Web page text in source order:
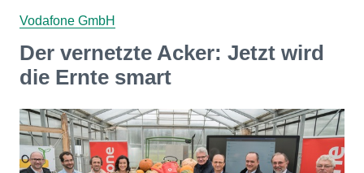
Vodafone GmbH
Der vernetzte Acker: Jetzt wird
die Ernte smart